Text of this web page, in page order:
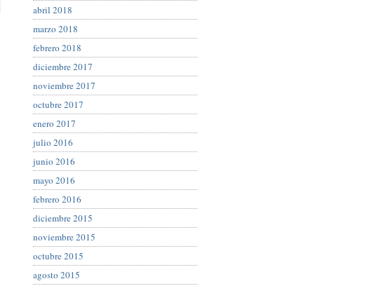
abril 2018
marzo 2018
febrero 2018
diciembre 2017
noviembre 2017
octubre 2017
enero 2017
julio 2016
junio 2016
mayo 2016
febrero 2016
diciembre 2015
noviembre 2015
octubre 2015
agosto 2015